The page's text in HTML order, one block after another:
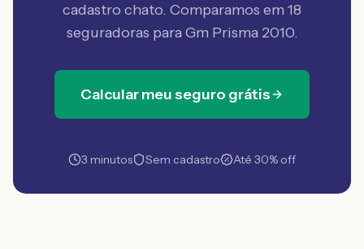
cadastro chato. Comparamos em 18
seguradoras para Gm Prisma 2010.
Calcular meu seguro grátis
3 minutos Sem cadastro Até 30% off